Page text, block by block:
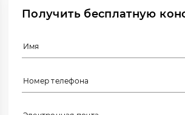
Получить бесплатную